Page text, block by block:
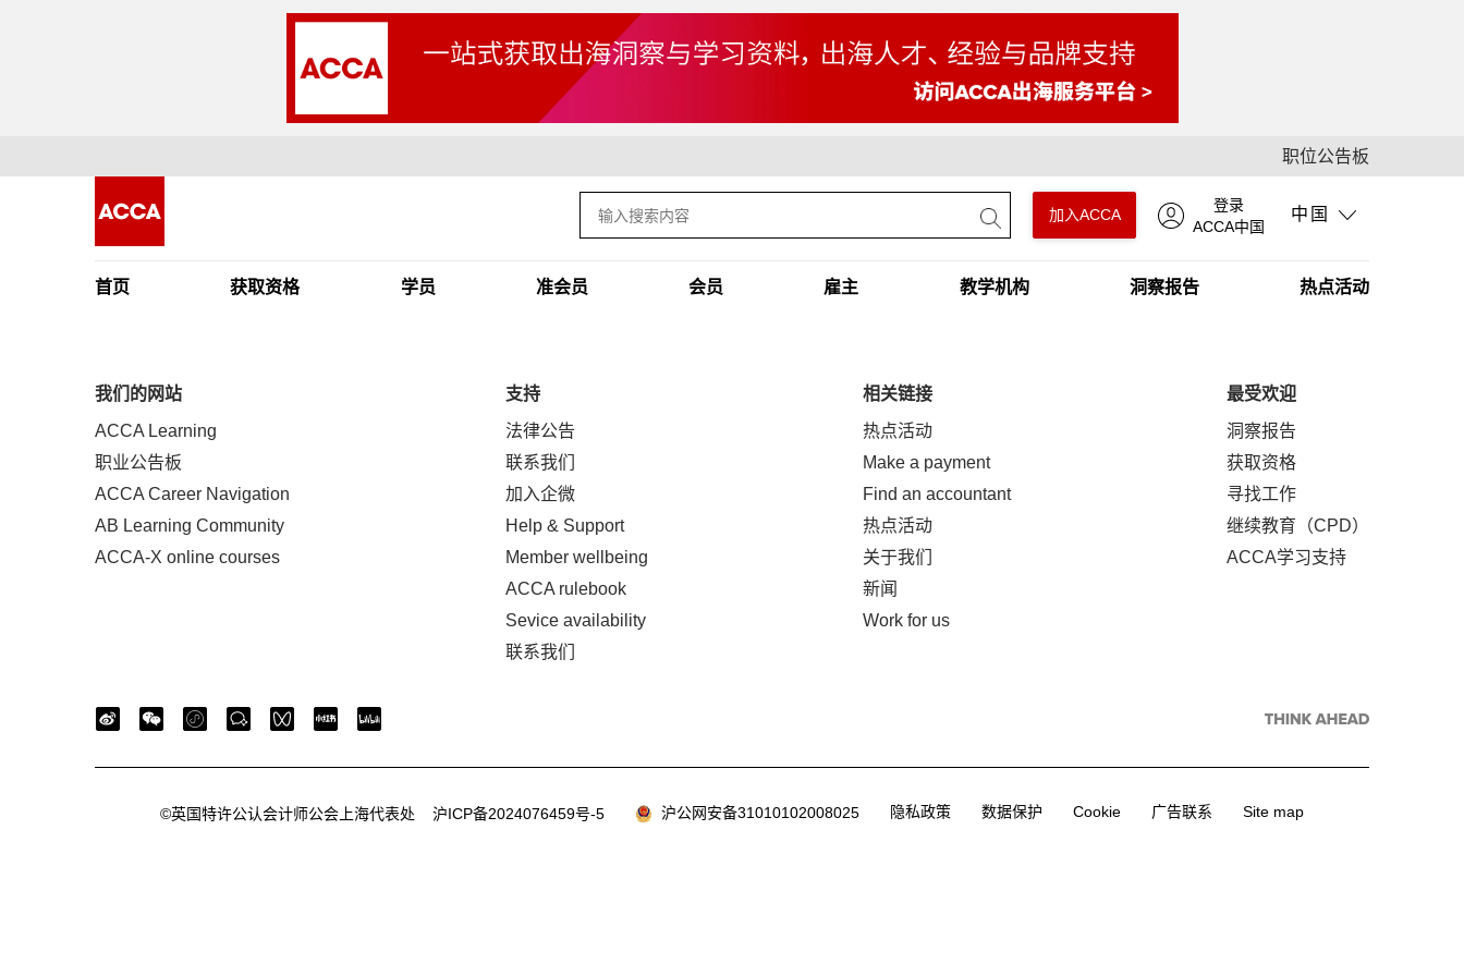
职位公告板
中国
登录
ACCA中国
加入ACCA
首页 获取资格 学员 准会员 会员 雇主 教学机构 洞察报告 热点活动
我们的网站
ACCA Learning
职业公告板
ACCA Career Navigation
AB Learning Community
ACCA-X online courses
支持
法律公告
联系我们
加入企微
Help & Support
Member wellbeing
ACCA rulebook
Sevice availability
联系我们
相关链接
热点活动
Make a payment
Find an accountant
热点活动
关于我们
新闻
Work for us
最受欢迎
洞察报告
获取资格
寻找工作
继续教育（CPD）
ACCA学习支持
©英国特许公认会计师公会上海代表处 沪ICP备2024076459号-5 沪公网安备31010102008025 隐私政策 数据保护 Cookie 广告联系 Site map